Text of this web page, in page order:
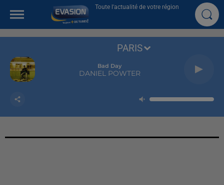
Toute l'actualité de votre région
Bad Day
DANIEL POWTER
PARIS